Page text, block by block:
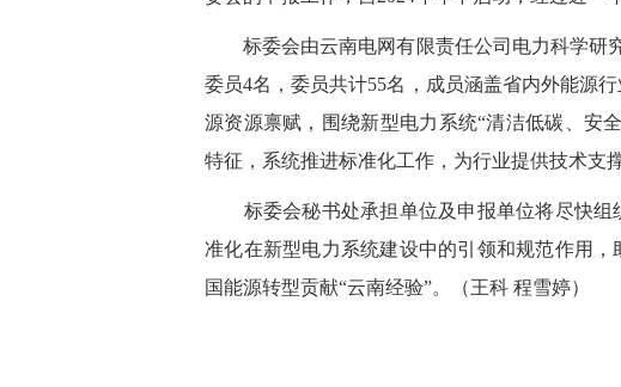
标委会由云南电网有限责任公司电力科学研
委员4名，委员共计55名，成员涵盖省内外能源
源资源禀赋，围绕新型电力系统“清洁低碳、安
特征，系统推进标准化工作，为行业提供技术支
标委会秘书处承担单位及申报单位将尽快组
准化在新型电力系统建设中的引领和规范作用
国能源转型贡献“云南经验”。
（王科 程雪婷）